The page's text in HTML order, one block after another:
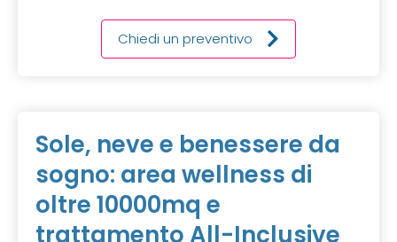
Chiedi un preventivo
Sole, neve e benessere da
sogno: area wellness di
oltre 10000mq e
trattamento All-Inclusive